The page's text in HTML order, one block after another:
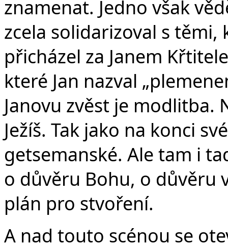
znamenat. Jedno však
zcela solidarizoval s
přicházel za Janem
které Jan nazval
Janovu zvěst je modlitba.
Ježíš. Tak jako na konci
getsemanské. Ale tam i
o důvěru Bohu, o důvěru
plán pro stvoření.
A nad touto scénou se